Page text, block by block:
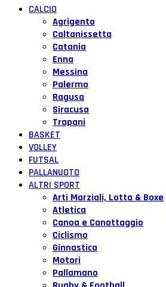
CALCIO
Agrigento
Caltanissetta
Catania
Enna
Messina
Palermo
Ragusa
Siracusa
Trapani
BASKET
VOLLEY
FUTSAL
PALLANUOTO
ALTRI SPORT
Arti Marziali, Lotta & Boxe
Atletica
Canoa e Canottaggio
Ciclismo
Ginnastica
Motori
Pallamano